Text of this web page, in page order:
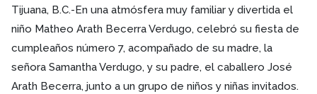
Tijuana, B.C.-En una atmósfera muy familiar y divertida el
niño Matheo Arath Becerra Verdugo, celebró su fiesta de
cumpleaños número 7, acompañado de su madre, la
señora Samantha Verdugo, y su padre, el caballero José
Arath Becerra, junto a un grupo de niños y niñas invitados.